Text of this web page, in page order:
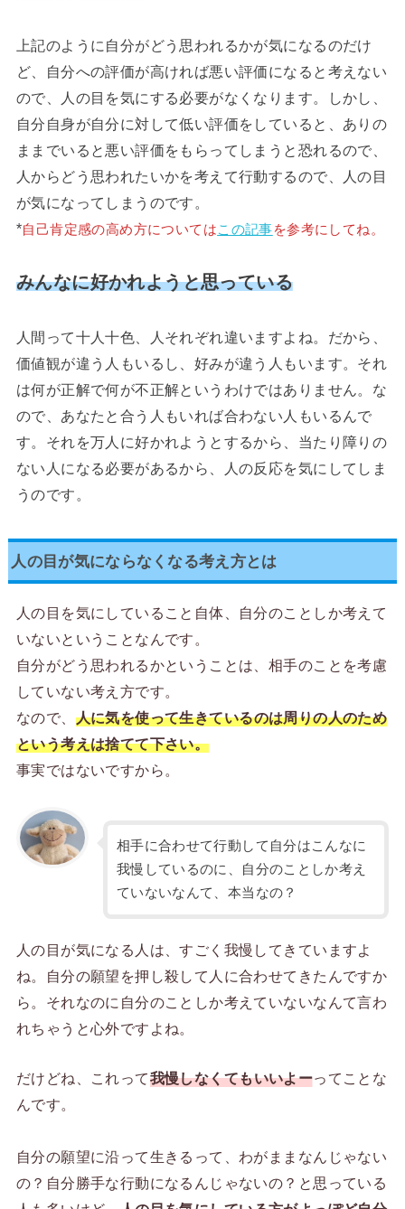
上記のように自分がどう思われるかが気になるのだけ
ど、自分への評価が高ければ悪い評価になると考えない
ので、人の目を気にする必要がなくなります。しかし、
自分自身が自分に対して低い評価をしていると、ありの
ままでいると悪い評価をもらってしまうと恐れるので、
人からどう思われたいかを考えて行動するので、人の目
が気になってしまうのです。
*自己肯定感の高め方についてはこの記事を参考にしてね。
みんなに好かれようと思っている
人間って十人十色、人それぞれ違いますよね。だから、
価値観が違う人もいるし、好みが違う人もいます。それ
は何が正解で何が不正解というわけではありません。な
ので、あなたと合う人もいれば合わない人もいるんで
す。それを万人に好かれようとするから、当たり障りの
ない人になる必要があるから、人の反応を気にしてしま
うのです。
人の目が気にならなくなる考え方とは
人の目を気にしていること自体、自分のことしか考えて
いないということなんです。
自分がどう思われるかということは、相手のことを考慮
していない考え方です。
なので、 人に気を使って生きているのは周りの人のため
という考えは捨てて下さい。
事実ではないですから。
相手に合わせて行動して自分はこんなに
我慢しているのに、自分のことしか考え
ていないなんて、本当なの？
人の目が気になる人は、すごく我慢してきていますよ
ね。自分の願望を押し殺して人に合わせてきたんですか
ら。それなのに自分のことしか考えていないなんて言わ
れちゃうと心外ですよね。
だけどね、これって我慢しなくてもいいよーってことな
んです。
自分の願望に沿って生きるって、わがままなんじゃない
の？自分勝手な行動になるんじゃないの？と思っている